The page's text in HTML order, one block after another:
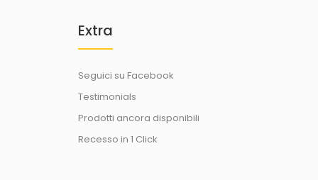
Extra
Seguici su Facebook
Testimonials
Prodotti ancora disponibili
Recesso in 1 Click